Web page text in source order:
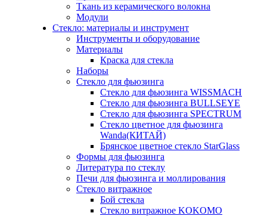
Ткань из керамического волокна
Модули
Стекло: материалы и инструмент
Инструменты и оборудование
Материалы
Краска для стекла
Наборы
Стекло для фьюзинга
Стекло для фьюзинга WISSMACH
Стекло для фьюзинга BULLSEYE
Стекло для фьюзинга SPECTRUM
Стекло цветное для фьюзинга
Wanda(КИТАЙ)
Брянское цветное стекло StarGlass
Формы для фьюзинга
Литература по стеклу
Печи для фьюзинга и моллирования
Стекло витражное
Бой стекла
Стекло витражное KOKOMO